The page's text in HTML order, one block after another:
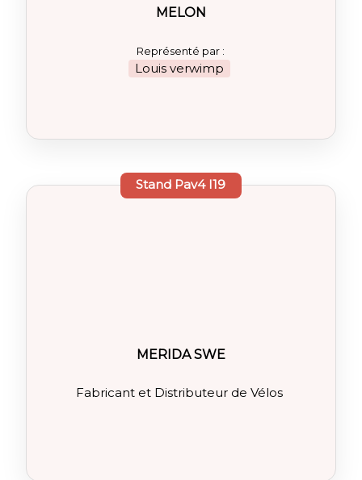
MELON
Représenté par :
Louis verwimp
Stand Pav4 I19
MERIDA SWE
Fabricant et Distributeur de Vélos